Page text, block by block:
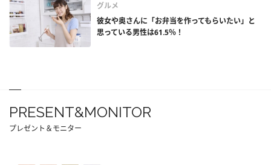
グルメ
彼女や奥さんに「お弁当を作ってもらいたい」と
思っている男性は61.5％！
PRESENT&MONITOR
プレゼント＆モニター